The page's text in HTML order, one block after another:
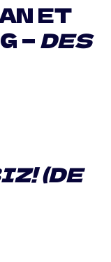
ET
— DES
(DE